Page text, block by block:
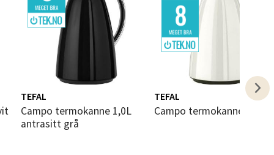
TEFAL
Campo termokanne 1,0L
antrasitt grå
TEFAL
Campo termokanne 1,0L